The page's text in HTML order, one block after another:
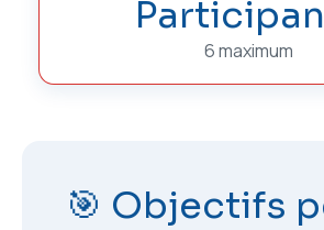
6 maximum
🎯 Objectifs